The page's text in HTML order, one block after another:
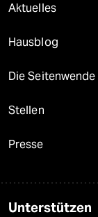
Aktuelles
Hausblog
Die Seitenwende
Stellen
Presse
Unterstützen